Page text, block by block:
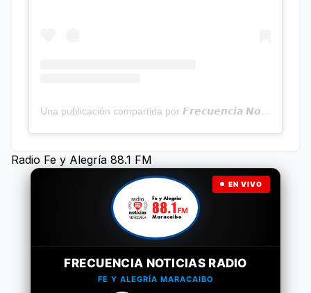
Radio Fe y Alegría 88.1 FM
EN VIVO
FRECUENCIA NOTICIAS RADIO
FE Y ALEGRÍA MARACAIBO